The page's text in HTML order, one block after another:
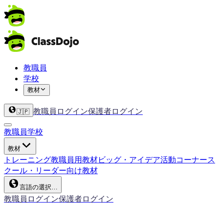
教職員
学校
教材
🇯🇵 教職員ログイン保護者ログイン
教職員学校
教材
トレーニング教職員用教材ビッグ・アイデア活動コーナース
クール・リーダー向け教材
言語の選択…
教職員ログイン保護者ログイン